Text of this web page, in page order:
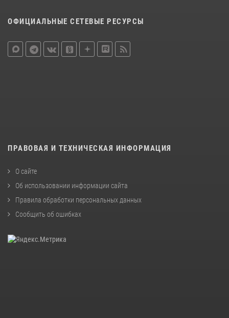
ОФИЦИАЛЬНЫЕ СЕТЕВЫЕ РЕСУРСЫ
ПРАВОВАЯ И ТЕХНИЧЕСКАЯ ИНФОРМАЦИЯ
О сайте
Об использовании информации сайта
Правила обработки персональных данных
Сообщить об ошибках